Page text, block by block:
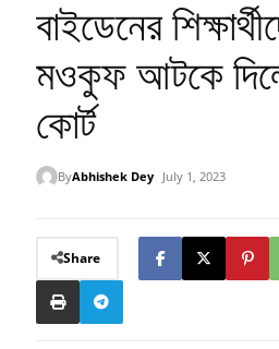
বাইডেনের
মওকুফ আটকে
কোর্ট
ByAbhishek Dey
July 1, 2023
Share